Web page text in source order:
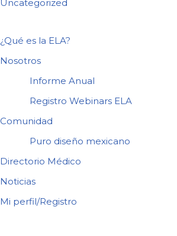
Uncategorized
¿Qué es la ELA?
Nosotros
Informe Anual
Registro Webinars ELA
Comunidad
Puro diseño mexicano
Directorio Médico
Noticias
Mi perfil/Registro